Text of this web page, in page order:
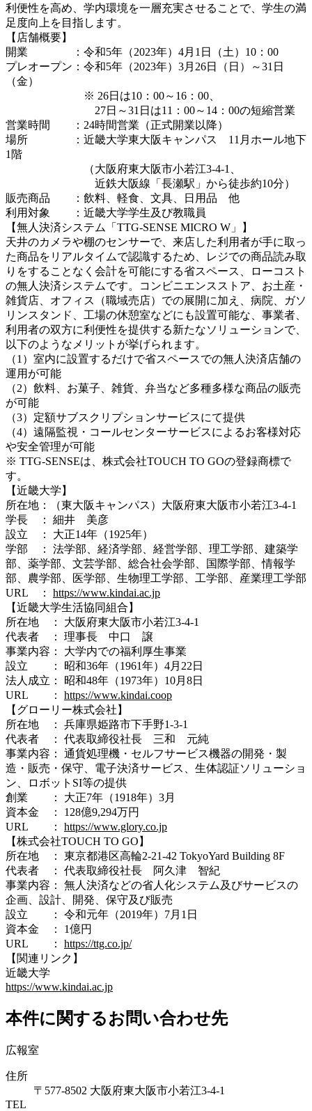
利便性を高め、学内環境を一層充実させることで、学生の満
足度向上を目指します。
【店舗概要】
開業 ：令和5年（2023年）4月1日（土）10：00
プレオープン：令和5年（2023年）3月26日（日）～31日
（金）
※ 26日は10：00～16：00、
27日～31日は11：00～14：00の短縮営業
営業時間 ：24時間営業（正式開業以降）
場所 ：近畿大学東大阪キャンパス 11月ホール地下
1階
（大阪府東大阪市小若江3-4-1、
近鉄大阪線「長瀬駅」から徒歩約10分）
販売商品 ：飲料、軽食、文具、日用品 他
利用対象 ：近畿大学学生及び教職員
【無人決済システム「TTG-SENSE MICRO W」】
天井のカメラや棚のセンサーで、来店した利用者が手に取っ
た商品をリアルタイムで認識するため、レジでの商品読み取
りをすることなく会計を可能にする省スペース、ローコスト
の無人決済システムです。コンビニエンスストア、お土産・
雑貨店、オフィス（職域売店）での展開に加え、病院、ガソ
リンスタンド、工場の休憩室などにも設置可能な、事業者、
利用者の双方に利便性を提供する新たなソリューションで、
以下のようなメリットが挙げられます。
（1）室内に設置するだけで省スペースでの無人決済店舗の
運用が可能
（2）飲料、お菓子、雑貨、弁当など多種多様な商品の販売
が可能
（3）定額サブスクリプションサービスにて提供
（4）遠隔監視・コールセンターサービスによるお客様対応
や安全管理が可能
※ TTG-SENSEは、株式会社TOUCH TO GOの登録商標で
す。
【近畿大学】
所在地：（東大阪キャンパス）大阪府東大阪市小若江3-4-1
学長 ： 細井 美彦
設立 ： 大正14年（1925年）
学部 ： 法学部、経済学部、経営学部、理工学部、建築学
部、薬学部、文芸学部、総合社会学部、国際学部、情報学
部、農学部、医学部、生物理工学部、工学部、産業理工学部
URL ： https://www.kindai.ac.jp
【近畿大学生活協同組合】
所在地 ： 大阪府東大阪市小若江3-4-1
代表者 ： 理事長 中口 譲
事業内容： 大学内での福利厚生事業
設立 ： 昭和36年（1961年）4月22日
法人成立： 昭和48年（1973年）10月8日
URL ： https://www.kindai.coop
【グローリー株式会社】
所在地 ： 兵庫県姫路市下手野1-3-1
代表者 ： 代表取締役社長 三和 元純
事業内容： 通貨処理機・セルフサービス機器の開発・製
造・販売・保守、電子決済サービス、生体認証ソリューショ
ン、ロボットSI等の提供
創業 ： 大正7年（1918年）3月
資本金 ： 128億9,294万円
URL ： https://www.glory.co.jp
【株式会社TOUCH TO GO】
所在地 ： 東京都港区高輪2-21-42 TokyoYard Building 8F
代表者 ： 代表取締役社長 阿久津 智紀
事業内容： 無人決済などの省人化システム及びサービスの
企画、設計、開発、保守及び販売
設立 ： 令和元年（2019年）7月1日
資本金 ： 1億円
URL ： https://ttg.co.jp/
【関連リンク】
近畿大学
https://www.kindai.ac.jp
本件に関するお問い合わせ先
広報室
住所
〒577-8502 大阪府東大阪市小若江3-4-1
TEL